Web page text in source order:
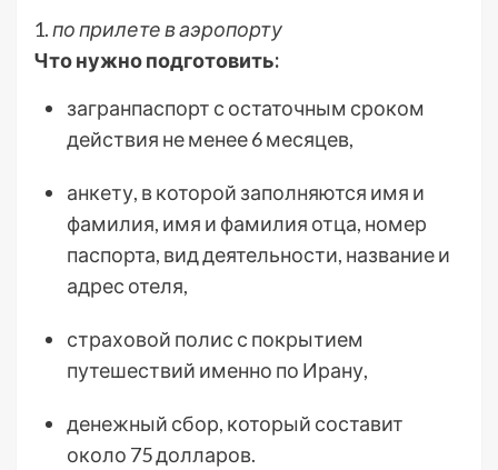
1.по прилете в аэропорту
Что нужно подготовить:
загранпаспорт с остаточным сроком
действия не менее 6 месяцев,
анкету, в которой заполняются имя и
фамилия, имя и фамилия отца, номер
паспорта, вид деятельности, название и
адрес отеля,
страховой полис с покрытием
путешествий именно по Ирану,
денежный сбор, который составит
около 75 долларов.